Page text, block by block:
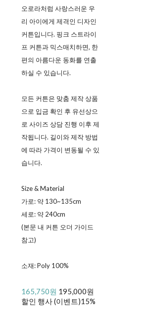
오로라처럼 사랑스러운 우
리 아이에게 제격인 디자인
커튼입니다. 핑크 스트라이
프 커튼과 믹스매치하면, 한
편의 아름다운 동화를 연출
하실 수 있습니다.
모든 커튼은 맞춤 제작 상품
으로 입금 확인 후 유선상으
로 사이즈 상담 진행 이후 제
작됩니다. 길이와 제작 방법
에 따라 가격이 변동될 수 있
습니다.
Size & Material
가로: 약 130~135cm
세로: 약 240cm
(본문 내 커튼 오더 가이드
참고)
소재: Poly 100%
165,750원 195,000원
할인 행사 (이벤트)15%